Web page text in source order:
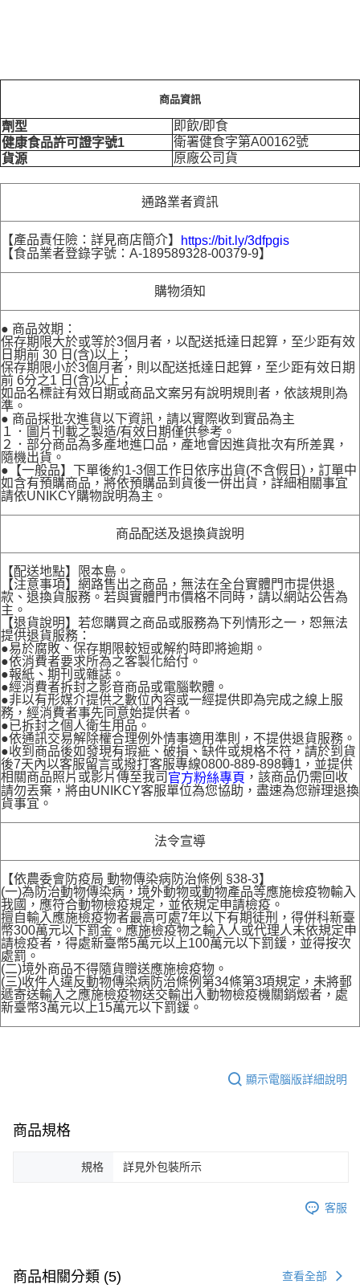
商品資訊
劑型
即飲/即食
健康食品許可證字號1
衛署健食字第A00162號
貨源
原廠公司貨
通路業者資訊
【產品責任險：詳見商店簡介】
https://bit.ly/3dfpgis
【食品業者登錄字號：A-189589328-00379-9】
購物須知
● 商品效期：
保存期限大於或等於3個月者，以配送抵達日起算，至少距有效
日期前 30 日(含)以上；
保存期限小於3個月者，則以配送抵達日起算，至少距有效日期
前 6分之1 日(含)以上；
如品名標註有效日期或商品文案另有說明規則者，依該規則為
準。
● 商品採批次進貨以下資訊，請以實際收到實品為主
１．圖片刊載之製造/有效日期僅供參考。
２．部分商品為多產地進口品，產地會因進貨批次有所差異，
隨機出貨。
●【一般品】下單後約1-3個工作日依序出貨(不含假日)，訂單中
如含有預購商品，將依預購品到貨後一併出貨，詳細相關事宜
請依UNIKCY購物說明為主。
商品配送及退換貨說明
【配送地點】限本島。
【注意事項】網路售出之商品，無法在全台實體門市提供退
款、退換貨服務。若與實體門市價格不同時，請以網站公告為
主。
【退貨說明】若您購買之商品或服務為下列情形之一，恕無法
提供退貨服務：
●易於腐敗、保存期限較短或解約時即將逾期。
●依消費者要求所為之客製化給付。
●報紙、期刊或雜誌。
●經消費者拆封之影音商品或電腦軟體。
●非以有形媒介提供之數位內容或一經提供即為完成之線上服
務，經消費者事先同意始提供者。
●已拆封之個人衛生用品。
●依通訊交易解除權合理例外情事適用準則，不提供退貨服務。
●收到商品後如發現有瑕疵、破損、缺件或規格不符，請於到貨
後7天內以客服留言或撥打客服專線0800-889-898轉1，並提供
相關商品照片或影片傳至我司 官方粉絲專頁 ，該商品仍需回收
請勿丟棄，將由UNIKCY客服單位為您協助，盡速為您辦理退換
貨事宜。
法令宣導
【依農委會防疫局 動物傳染病防治條例 §38-3】
(一)為防治動物傳染病，境外動物或動物產品等應施檢疫物輸入
我國，應符合動物檢疫規定，並依規定申請檢疫。
擅自輸入應施檢疫物者最高可處7年以下有期徒刑，得併科新臺
幣300萬元以下罰金。應施檢疫物之輸入人或代理人未依規定申
請檢疫者，得處新臺幣5萬元以上100萬元以下罰鍰，並得按次
處罰。
(二)境外商品不得隨貨贈送應施檢疫物。
(三)收件人違反動物傳染病防治條例第34條第3項規定，未將郵
遞寄送輸入之應施檢疫物送交輸出入動物檢疫機關銷燬者，處
新臺幣3萬元以上15萬元以下罰鍰。
顯示電腦版詳細說明
商品規格
規格 詳見外包裝所示
客服
商品相關分類 (5) 查看全部